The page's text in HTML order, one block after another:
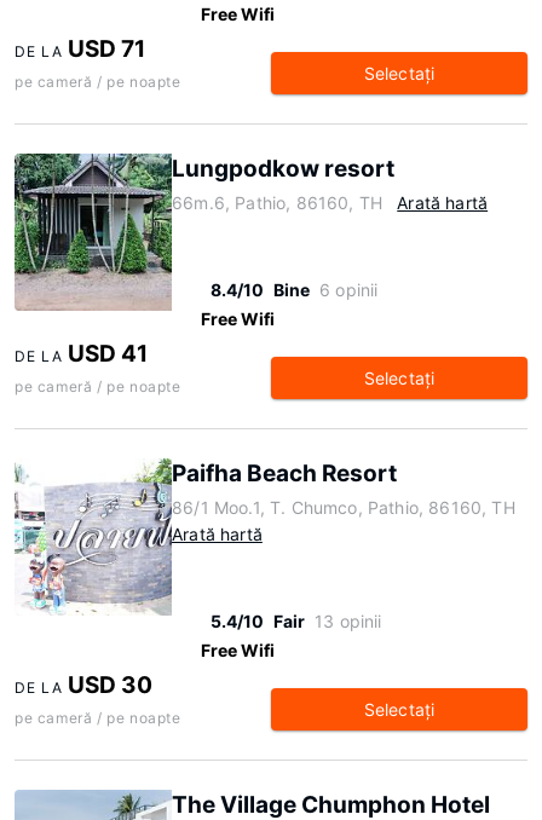
Free Wifi
DE LA USD 71
pe cameră / pe noapte Selectaţi
Lungpodkow resort
66m.6, Pathio, 86160, TH Arată hartă
8.4/10 Bine 6 opinii
Free Wifi
DE LA USD 41
pe cameră / pe noapte Selectaţi
Paifha Beach Resort
86/1 Moo.1, T. Chumco, Pathio, 86160, TH
Arată hartă
5.4/10 Fair 13 opinii
Free Wifi
DE LA USD 30
pe cameră / pe noapte Selectaţi
The Village Chumphon Hotel